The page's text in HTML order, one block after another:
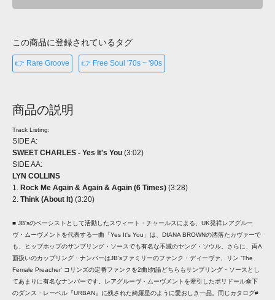
この商品に登録されているタグ
👉 Rare Groove 👉 Free Soul '70s ~ '90s
商品の説明
Track Listing:
SIDE A:
SWEET CHARLES - Yes It's You (3:02)
SIDE AA:
LYN COLLINS
1. Rock Me Again & Again & Again (6 Times) (3:28)
2. Think (About It) (3:20)
■ JB'sのベーシストとして活動したスウィート・チャールスによる、UK発祥レアグルー
ヴ・ムーヴメントを代表する一曲「Yes It's You」は、DIANA BROWNの洒落たカヴァーで
も、ヒップホップのサンプリング・ソースでも有名な不滅のヤング・ソウル。さらに、両A
面扱いのカップリング・ナンバーはJB'sファミリーのファンク・ディーヴァ、リン ‘The
Female Preacher' コリンズの定番ファンクを2曲!勿論どちらもサンプリング・ソースとし
てあまりに有名なナンバーです。レアグルーヴ・ムーヴメントを牽引したポリドール傘下
のダンス・レーベル『URBAN』に残された綺羅星のように愛おしき一品。同じカタログ#